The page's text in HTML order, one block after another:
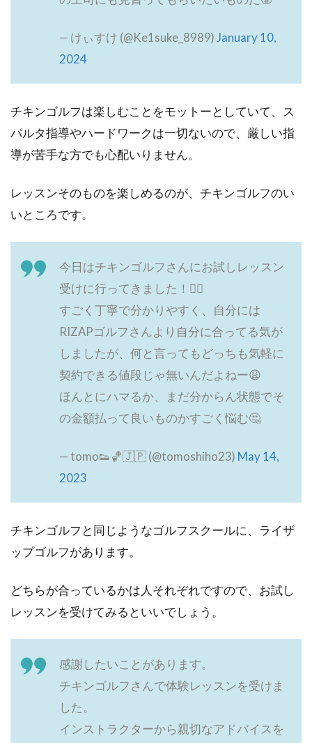
— けぃすけ (@Ke1suke_8989) January 10,
2024
チキンゴルフは楽しむことをモットーとしていて、ス
パルタ指導やハードワークは一切ないので、厳しい指
導が苦手な方でも心配いりません。
レッスンそのものを楽しめるのが、チキンゴルフのい
いところです。
今日はチキンゴルフさんにお試しレッスン
受けに行ってきました！🏌️‍♂️
すごく丁寧で分かりやすく、自分には
RIZAPゴルフさんより自分に合ってる気が
しましたが、何と言ってもどっちも気軽に
契約できる値段じゃ無いんだよねー😩
ほんとにハマるか、まだ分からん状態でそ
の金額払って良いものかすごく悩む🤔
— tomo👟🏀🇯🇵 (@tomoshiho23) May 14,
2023
チキンゴルフと同じようなゴルフスクールに、ライザ
ップゴルフがあります。
どちらが合っているかは人それぞれですので、お試し
レッスンを受けてみるといいでしょう。
感謝したいことがあります。
チキンゴルフさんで体験レッスンを受けま
した。
インストラクターから親切なアドバイスを